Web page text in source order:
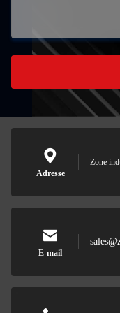
Adresse
Zone
E-mail